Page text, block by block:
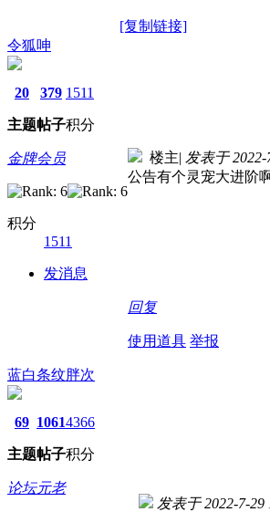
[复制链接]
令狐呻
20
主题
379
帖子
1511
积分
金牌会员
积分
1511
发消息
楼主| 发表于 2022-
公告有个灵宠大进阶
回复
使用道具 举报
蓝白条纹胖次
69
主题
1061
帖子
4366
积分
论坛元老
发表于 2022-7-29